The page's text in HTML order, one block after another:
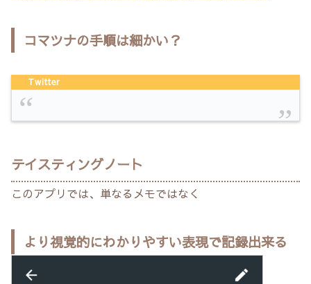
コマツナの手順は細かい？
Twitter
テイスティングノート
このアプリでは、単なるメモではなく
より視覚的にわかりやすい表現で記録出来る